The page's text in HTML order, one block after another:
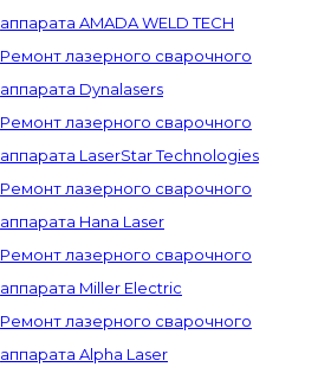
аппарата AMADA WELD TECH
Ремонт лазерного сварочного
аппарата Dynalasers
Ремонт лазерного сварочного
аппарата LaserStar Technologies
Ремонт лазерного сварочного
аппарата Hana Laser
Ремонт лазерного сварочного
аппарата Miller Electric
Ремонт лазерного сварочного
аппарата Alpha Laser